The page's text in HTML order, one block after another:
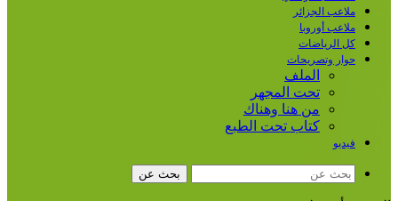
ملاعب الجزائر
ملاعب أوروبا
كل الرياضات
حوار وتصريحات
الملف
تحت المجهر
من هنا وهناك
كتاب تحت الطبع
فيديو
بحث عن